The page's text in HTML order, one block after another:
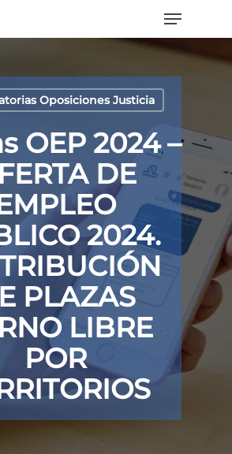
Menu
Oposiciones Justicia
OEP 2024 –
DE
2024.
PLAZAS
LIBRE
POR